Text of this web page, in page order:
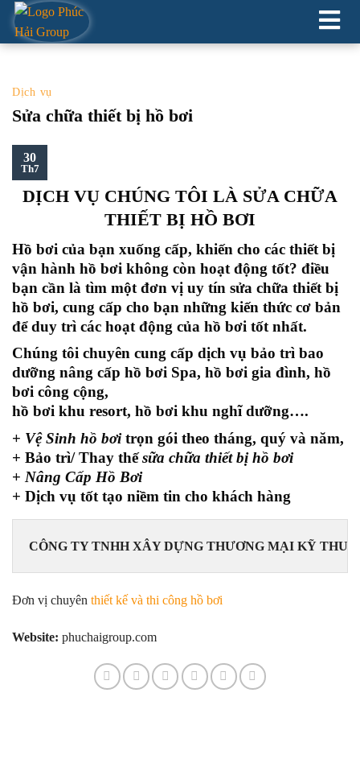
Dịch vụ
Sửa chữa thiết bị hồ bơi
30
Th7
DỊCH VỤ CHÚNG TÔI LÀ SỬA CHỮA
THIẾT BỊ HỒ BƠI
Hồ bơi của bạn xuống cấp, khiến cho các thiết bị
vận hành hồ bơi không còn hoạt động tốt? điều
bạn cần là tìm một đơn vị uy tín sửa chữa thiết bị
hồ bơi, cung cấp cho bạn những kiến thức cơ bản
để duy trì các hoạt động của hồ bơi tốt nhất.
Chúng tôi chuyên cung cấp dịch vụ bảo trì bao
dưỡng nâng cấp hồ bơi Spa, hồ bơi gia đình, hồ
bơi công cộng,
hồ bơi khu resort, hồ bơi khu nghĩ dưỡng….
+ Vệ Sinh hồ bơitrọn gói theo tháng, quý và năm,
+ Bảo trì/ Thay thếsữa chữa thiết bị hồ bơi
+ Nâng Cấp Hồ Bơi
+ Dịch vụ tốt tạo niềm tin cho khách hàng
CÔNG TY TNHH XÂY DỰNG THƯƠNG MẠI KỸ
Đơn vị chuyên thiết kế và thi công hồ bơi
Website: phuchaigroup.com